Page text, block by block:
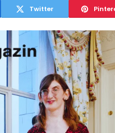
Twitter